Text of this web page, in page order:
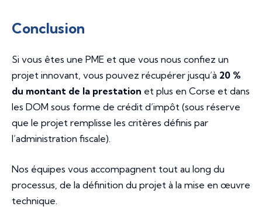
Conclusion
Si vous êtes une PME et que vous nous confiez un
projet innovant, vous pouvez récupérer jusqu’à 20 %
du montant de la prestation et plus en Corse et dans
les DOM sous forme de crédit d’impôt (sous réserve
que le projet remplisse les critères définis par
l’administration fiscale).
Nos équipes vous accompagnent tout au long du
processus, de la définition du projet à la mise en œuvre
technique.